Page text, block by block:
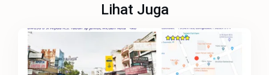
Lihat Juga